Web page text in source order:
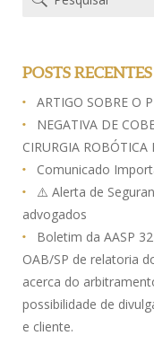
POSTS RECENTES
ARTIGO SOBRE O
NEGATIVA DE
CIRURGIA ROBÓTICA
Comunicado
⚠️ Alerta de
advogados
Boletim da AASP
OAB/SP de relatoria
acerca do
possibilidade de
e cliente.